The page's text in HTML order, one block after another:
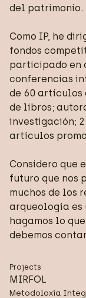
del patrimonio.
Como IP, he
fondos
participado en
conferencias
de 60 artículos
de libros;
investigación;
artículos
Considero que
futuro que nos
muchos de los
arqueología es
hagamos lo
debemos
Projects
MIRFOL
Metodoloxía